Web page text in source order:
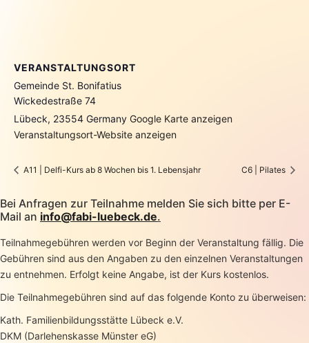
VERANSTALTUNGSORT
Gemeinde St. Bonifatius
Wickedestraße 74
Lübeck, 23554 Germany Google Karte anzeigen
Veranstaltungsort-Website anzeigen
A11 | Delfi-Kurs ab 8 Wochen bis 1. Lebensjahr C6 | Pilates
Bei Anfragen zur Teilnahme melden Sie sich bitte per E-
Mail an info@fabi-luebeck.de.
Teilnahmegebühren werden vor Beginn der Veranstaltung fällig. Die
Gebühren sind aus den Angaben zu den einzelnen Veranstaltungen
zu entnehmen. Erfolgt keine Angabe, ist der Kurs kostenlos.
Die Teilnahmegebühren sind auf das folgende Konto zu überweisen:
Kath. Familienbildungsstätte Lübeck e.V.
DKM (Darlehenskasse Münster eG)